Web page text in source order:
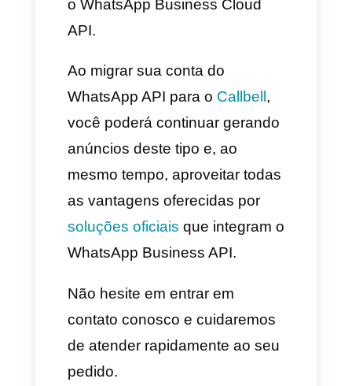
Meta para publicidade que
renvia para o WhatsApp
Se você está procurando uma
solução para continuar
gerenciando anúncios que
redirecionem para o WhatsApp
API, usando um CRM para
gerenciar conversas, entre em
contato conosco,temos uma